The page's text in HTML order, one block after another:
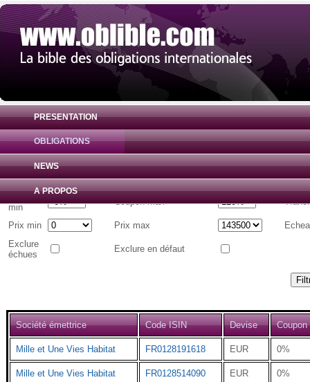
PRESENTATION
OBLIGATIONS
NEWS
A PROPOS
Liste d'obligations internationales( Toutes
Emetteur
Coupon
min
Coupon max
Prix min Prix max
Exclure
échues
Exclure en défaut
Société émettrice Code ISIN Devise Coupon
Mille et Une Vies Habitat FR0128191618 EUR 0%
Mille et Une Vies Habitat FR0128514090 EUR 0%